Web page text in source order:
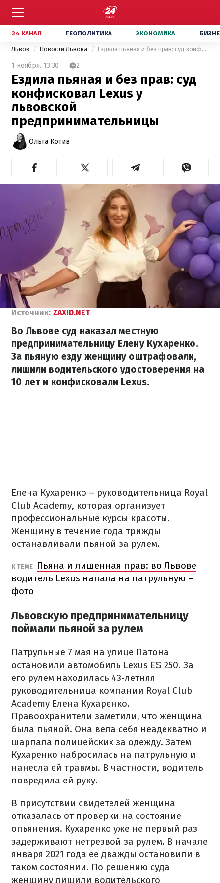
24 КАНАЛ ГЕОПОЛИТИКА ЭКОНОМИКА
Львов Новости Львова Ездила пьяная и без прав: суд конфисковал Lexus у львовской предпринимательницы
1 ноября, 13:30 2
Ездила пьяная и без прав: суд
конфисковал Lexus у
львовской
предпринимательницы
Ольга Котив
Источник: ZAXID.NET
Во Львове суд наказал местную
предпринимательницу Елену Кухаренко.
За пьяную езду женщину оштрафовали,
лишили водительского удостоверения на
10 лет и конфисковали Lexus.
Елена Кухаренко – руководительница Royal
Club Academy, которая организует
профессиональные курсы красоты.
Женщину в течение года трижды
останавливали пьяной за рулем.
К ТЕМЕ
Пьяна и лишенная прав: во Львове
водитель Lexus напала на патрульную –
фото
Львовскую предпринимательницу
поймали пьяной за рулем
Патрульные 7 мая на улице Патона
остановили автомобиль Lexus ЕЅ 250. За
его рулем находилась 43-летняя
руководительница компании Royal Club
Academy Елена Кухаренко.
Правоохранители заметили, что женщина
была пьяной. Она вела себя неадекватно и
шарпала полицейских за одежду. Затем
Кухаренко набросилась на патрульную и
нанесла ей травмы. В частности, водитель
повредила ей руку.
В присутствии свидетелей женщина
отказалась от проверки на состояние
опьянения. Кухаренко уже не первый раз
задерживают нетрезвой за рулем. В начале
января 2021 года ее дважды остановили в
таком состоянии. По решению суда
женщину лишили водительского